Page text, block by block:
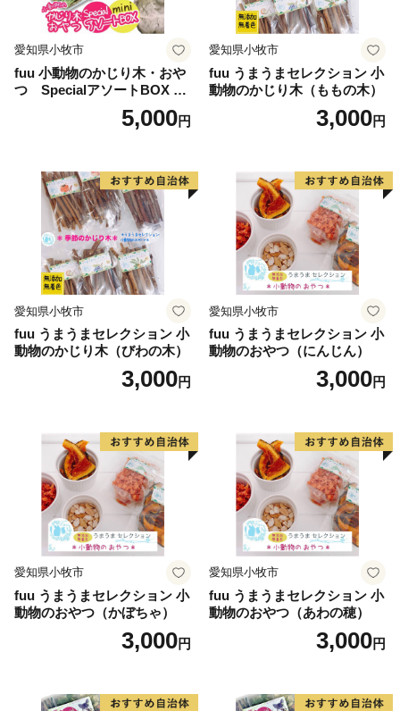
皆様からいただきましたご寄附は、先人から受け継い
だ文化や歴史、自然環境の保全、そして未来を担う子ど
もたちのために大切に活用させていただきます。
ふるさと納税を通じて甲賀市を応援くださいますよう
愛知県小牧市
fuu 小動物のかじり木・おや
つ SpecialアソートBOX mi
5,000円
愛知県小牧市
fuu うまうまセレクション 小
動物のかじり木（ももの木）
3,000円
愛知県小牧市
fuu うまうまセレクション 小
動物のかじり木（びわの木）
3,000円
愛知県小牧市
fuu うまうまセレクション 小
動物のおやつ（にんじん）
3,000円
愛知県小牧市
fuu うまうまセレクション 小
動物のおやつ（かぼちゃ）
3,000円
愛知県小牧市
fuu うまうまセレクション 小
動物のおやつ（あわの穂）
3,000円